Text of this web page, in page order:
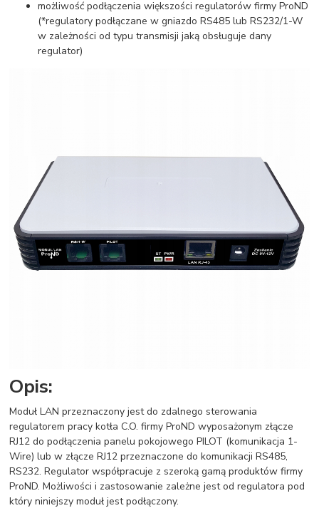
możliwość podłączenia większości regulatorów firmy ProND
(*regulatory podłączane w gniazdo RS485 lub RS232/1-W
w zależności od typu transmisji jaką obsługuje dany
regulator)
Opis:
Moduł LAN przeznaczony jest do zdalnego sterowania
regulatorem pracy kotła C.O. firmy ProND wyposażonym złącze
RJ12 do podłączenia panelu pokojowego PILOT (komunikacja 1-
Wire) lub w złącze RJ12 przeznaczone do komunikacji RS485,
RS232. Regulator współpracuje z szeroką gamą produktów firmy
ProND. Możliwości i zastosowanie zależne jest od regulatora pod
który niniejszy moduł jest podłączony.